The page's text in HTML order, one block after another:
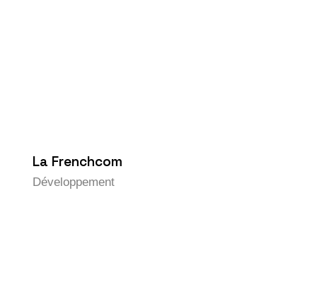
La Frenchcom
Développement